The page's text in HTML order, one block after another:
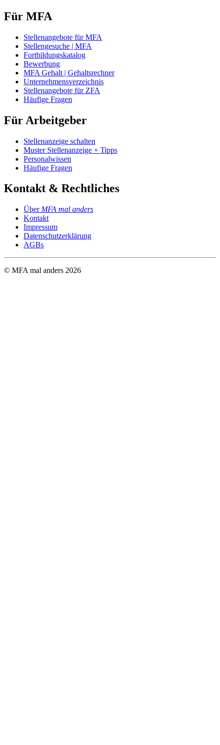
Für MFA
Stellenangebote für MFA
Stellengesuche | MFA
Fortbildungskatalog
Bewerbung
MFA Gehalt | Gehaltsrechner
Unternehmensverzeichnis
Stellenangebote für ZFA
Häufige Fragen
Für Arbeitgeber
Stellenanzeige schalten
Muster Stellenanzeige + Tipps
Personalwissen
Häufige Fragen
Kontakt & Rechtliches
Über MFA mal anders
Kontakt
Impressum
Datenschutzerklärung
AGBs
© MFA mal anders 2026